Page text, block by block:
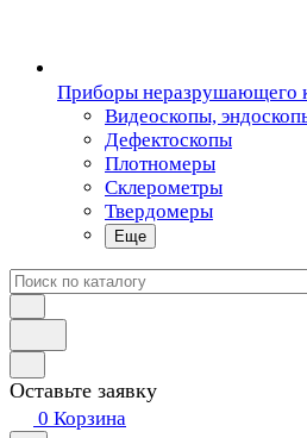
Приборы неразрушающего
Видеоскопы,
Дефектоскопы
Плотномеры
Склерометры
Твердомеры
Еще
Оставьте заявку
0 Корзина